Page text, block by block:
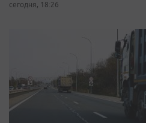
сегодня, 18:26